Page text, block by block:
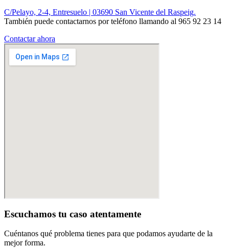
C/Pelayo, 2-4, Entresuelo | 03690 San Vicente del Raspeig.
También puede contactarnos por teléfono llamando al 965 92 23 14
Contactar ahora
Escuchamos tu caso atentamente
Cuéntanos qué problema tienes para que podamos ayudarte de la
mejor forma.